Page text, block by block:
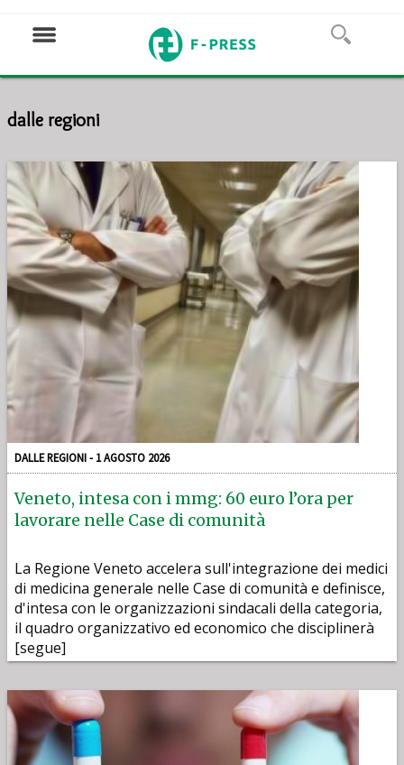
dalle regioni
DALLE REGIONI - 1 AGOSTO 2026
Veneto, intesa con i mmg: 60 euro l’ora per
lavorare nelle Case di comunità
La Regione Veneto accelera sull'integrazione dei medici
di medicina generale nelle Case di comunità e definisce,
d'intesa con le organizzazioni sindacali della categoria,
il quadro organizzativo ed economico che disciplinerà
[segue]